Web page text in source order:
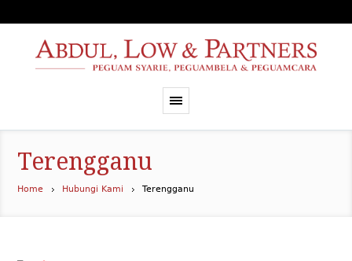
Terengganu
Home Hubungi Kami Terengganu